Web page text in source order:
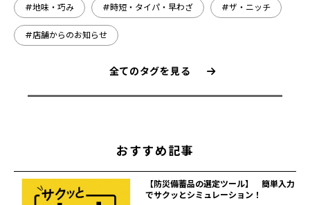
#地味・巧み #時短・タイパ・早わざ #ザ・ニッチ
#店舗からのお知らせ
全てのタグを見る
おすすめ記事
【防災備蓄品の選定ツール】 簡単入力
でサクッとシミュレーション！